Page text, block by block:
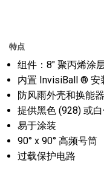
特点
组件：8" 聚丙烯涂
内置 InvisiBall ® 安
防风雨外壳和换能器
提供黑色 (928) 或
易于涂装
90° x 90° 高频号筒
过载保护电路